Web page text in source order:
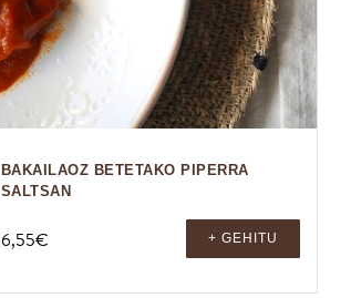
BAKAILAOZ BETETAKO PIPERRA
SALTSAN
6,55€ + GEHITU